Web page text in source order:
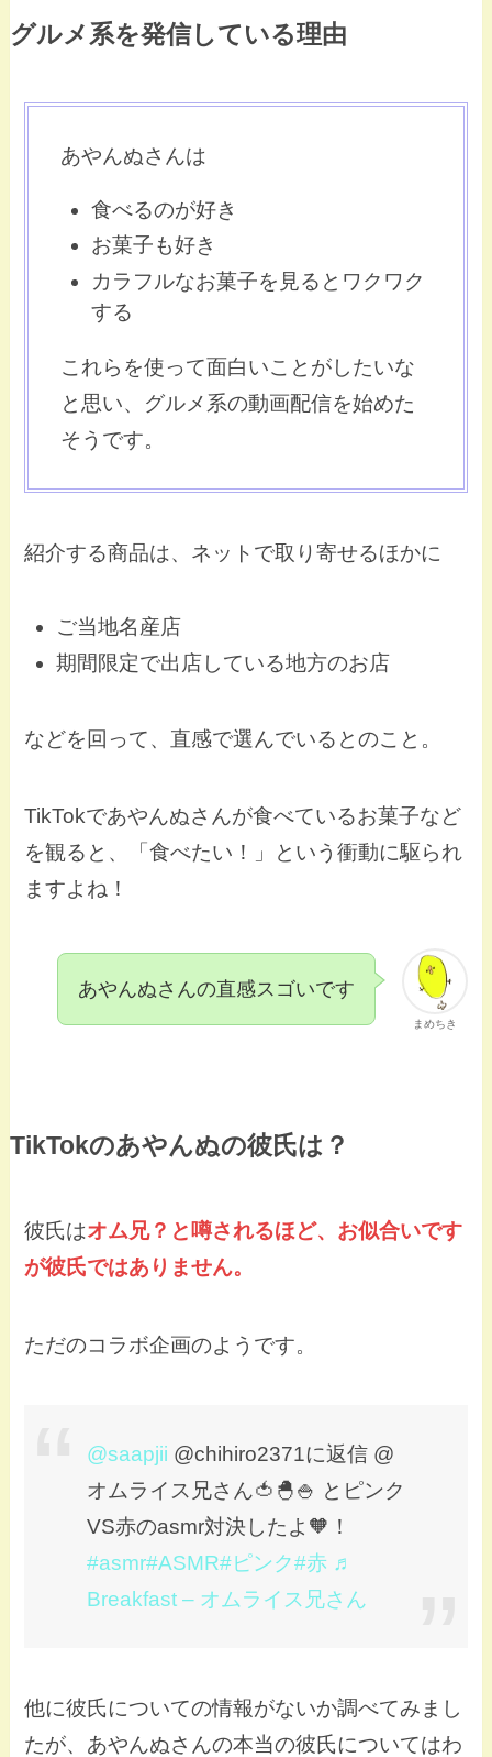
グルメ系を発信している理由
あやんぬさんは
食べるのが好き
お菓子も好き
カラフルなお菓子を見るとワクワク
する
これらを使って面白いことがしたいな
と思い、グルメ系の動画配信を始めた
そうです。
紹介する商品は、ネットで取り寄せるほかに
ご当地名産店
期間限定で出店している地方のお店
などを回って、直感で選んでいるとのこと。
TikTokであやんぬさんが食べているお菓子など
を観ると、「食べたい！」という衝動に駆られ
ますよね！
まめちき
あやんぬさんの直感スゴいです
TikTokのあやんぬの彼氏は？
彼氏はオム兄？と噂されるほど、お似合いです
が彼氏ではありません。
ただのコラボ企画のようです。
@saapjii @chihiro2371に返信 @
オムライス兄さん🍅🐣🍚 とピンク
VS赤のasmr対決したよ🧡！
#asmr#ASMR#ピンク#赤 ♬
Breakfast – オムライス兄さん
他に彼氏についての情報がないか調べてみまし
たが、あやんぬさんの本当の彼氏についてはわ